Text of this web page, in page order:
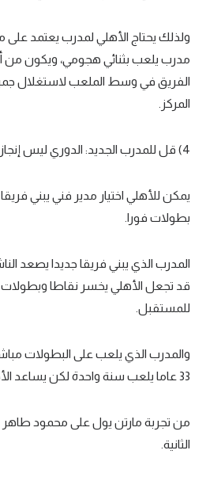
ولذلك يحتاج الأهلي لمدرب يعتمد
مدرب يلعب بثنائي هجومي، ويكون
الفريق في وسط الملعب لاستغلال
المركز.
4) قل للمدرب الجديد: الدوري ليس إنجازا
يمكن للأهلي اختيار مدير فني يبني
بطولات فورا.
المدرب الذي يبني فريقا جديدا يصعد
قد تجعل الأهلي يخسر نقاطا
للمستقبل.
والمدرب الذي يلعب على البطولات
33 عاما يلعب سنة واحدة لكن يساعد الأهلي على تحقيق أهدافه.
من تجربة مارتن يول على محمود
الثانية.